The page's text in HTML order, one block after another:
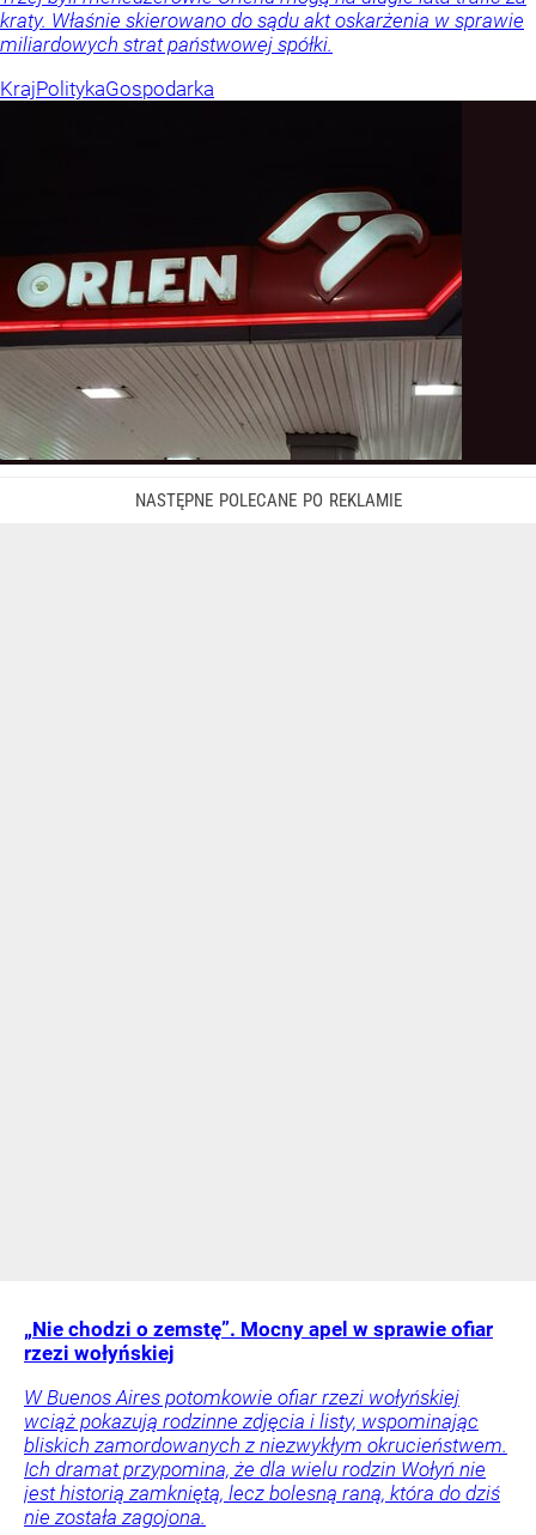
kraty. Właśnie skierowano do sądu akt oskarżenia w sprawie
miliardowych strat państwowej spółki.
KrajPolitykaGospodarka
„Nie chodzi o zemstę”. Mocny apel w sprawie ofiar
rzezi wołyńskiej
W Buenos Aires potomkowie ofiar rzezi wołyńskiej
wciąż pokazują rodzinne zdjęcia i listy, wspominając
bliskich zamordowanych z niezwykłym okrucieństwem.
Ich dramat przypomina, że dla wielu rodzin Wołyń nie
jest historią zamkniętą, lecz bolesną raną, która do dziś
nie została zagojona.